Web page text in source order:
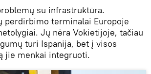
su infrastruktūra.
perdirbimo terminalai Europoje
Jų nėra Vokietijoje, tačiau
turi Ispanija, bet į visos
jie menkai integruoti.